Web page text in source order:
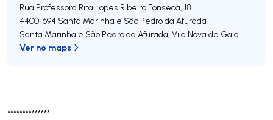
**************
Rua Professora Rita Lopes Ribeiro Fonseca, 18
4400-694 Santa Marinha e São Pedro da Afurada
Santa Marinha e São Pedro da Afurada, Vila Nova de Gaia
Ver no maps